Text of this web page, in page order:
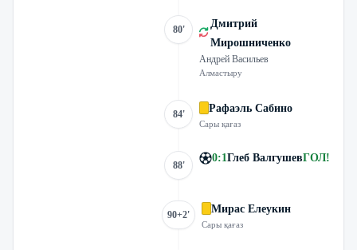
80'
Дмитрий
Мирошниченко
Андрей Васильев
Алмастыру
84' Рафаэль Сабино
Сары қағаз
88'
0:1Глеб ВалгушевГОЛ!
90+2' Мирас Елеукин
Сары қағаз